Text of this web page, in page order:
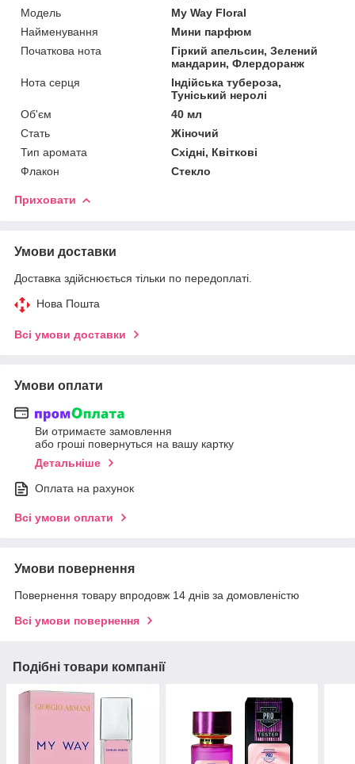
Мoдель
My Way Floral
Найменування
Мини парфюм
Початкова нота
Гіркий апельсин, Зелений
мандарин, Флердоранж
Нота серця
Індійська тубероза,
Туніський неролі
Об'єм
40 мл
Стать
Жіночий
Тип аромата
Східні, Квіткові
Флакон
Стекло
Приховати
Умови доставки
Доставка здійснюється тільки по передоплаті.
Нова Пошта
Всі умови доставки
Умови оплати
Ви отримаєте замовлення
або гроші повернуться на вашу картку
Детальніше
Оплата на рахунок
Всі умови оплати
Умови повернення
Повернення товару впродовж 14 днів за домовленістю
Всі умови повернення
Подібні товари компанії